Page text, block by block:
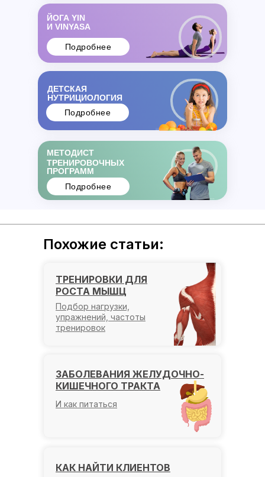
ЙОГА YIN
И VINYASA
ТРЕНИРОВОЧНЫХ
ПРОГРАММ
МЕТОДИСТ
Подробнее
ДЕТСКАЯ
НУТРИЦИОЛОГИЯ
Подробнее
Подробнее
ТРЕНИРОВКИ ДЛЯ
РОСТА МЫШЦ
Подбор нагрузки,
упражнений, частоты
тренировок
ЗАБОЛЕВАНИЯ ЖЕЛУДОЧНО-
КИШЕЧНОГО ТРАКТА
И как питаться
КАК НАЙТИ КЛИЕНТОВ
Похожие статьи: